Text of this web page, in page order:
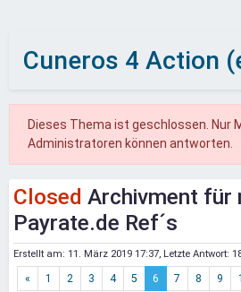
Cuneros 4 Action
Dieses Thema ist geschlossen. Nur
Administratoren können antworten.
Closed Archivment für
Payrate.de Ref´s
Erstellt am: 11. März 2019 17:37, Letzte Antwort:
« 1 2 3 4 5 6 7 8 9